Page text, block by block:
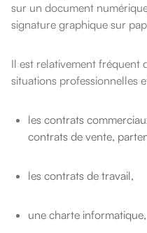
sur un document
signature graphique sur
Il est relativement fréquent
situations professionnelles
les contrats
contrats de vente,
les contrats de travail,
une charte informatique,